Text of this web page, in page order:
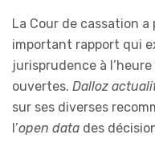
La Cour de cassation
important rapport qui
jurisprudence à
ouvertes. Dalloz
sur ses diverses
l’open data des